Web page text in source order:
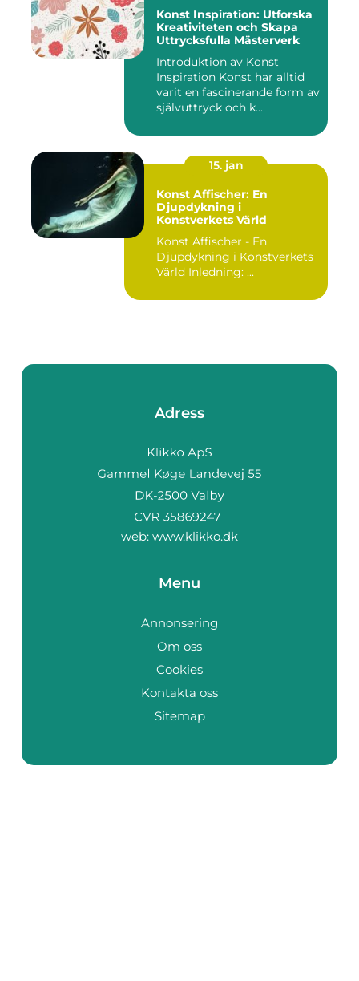
Konst Inspiration: Utforska
Kreativiteten och Skapa
Uttrycksfulla Mästerverk
Introduktion av Konst
Inspiration Konst har alltid
varit en fascinerande form av
självuttryck och k...
15. jan
Konst Affischer: En
Djupdykning i
Konstverkets Värld
Konst Affischer - En
Djupdykning i Konstverkets
Värld Inledning: ...
Adress
web: www.klikko.dk
Menu
Annonsering
Om oss
Cookies
Kontakta oss
Sitemap